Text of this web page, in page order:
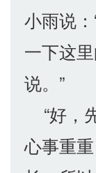
小雨说
一下这
说。”
“好，
心事重